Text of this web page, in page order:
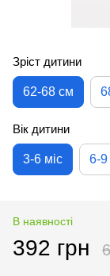
Зріст дитини
62-68 см
Вік дитини
3-6 міс 6-9
В наявності
392 грн